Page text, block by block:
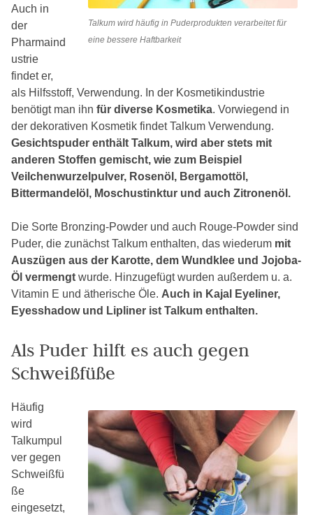
Talkum wird häufig in Puderprodukten verarbeitet für
eine bessere Haftbarkeit
Auch in
der
Pharmaind
ustrie
findet er,
als Hilfsstoff, Verwendung. In der Kosmetikindustrie
benötigt man ihn für diverse Kosmetika. Vorwiegend in
der dekorativen Kosmetik findet Talkum Verwendung.
Gesichtspuder enthält Talkum, wird aber stets mit
anderen Stoffen gemischt, wie zum Beispiel
Veilchenwurzelpulver, Rosenöl, Bergamottöl,
Bittermandelöl, Moschustinktur und auch Zitronenöl.
Die Sorte Bronzing-Powder und auch Rouge-Powder sind
Puder, die zunächst Talkum enthalten, das wiederum mit
Auszügen aus der Karotte, dem Wundklee und Jojoba-
Öl vermengt wurde. Hinzugefügt wurden außerdem u. a.
Vitamin E und ätherische Öle. Auch in Kajal Eyeliner,
Eyesshadow und Lipliner ist Talkum enthalten.
Als Puder hilft es auch gegen
Schweißfüße
Häufig
wird
Talkumpul
ver gegen
Schweißfü
ße
eingesetzt,